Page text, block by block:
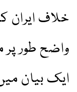
خلاف
واضح طور
ایک بیان